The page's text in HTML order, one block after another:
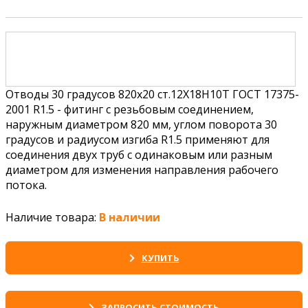
Отводы 30 градусов 820х20 ст.12Х18Н10Т ГОСТ 17375-
2001 R1.5 - фитинг с резьбовым соединением,
наружным диаметром 820 мм, углом поворота 30
градусов и радиусом изгиба R1.5 применяют для
соединения двух труб с одинаковым или разным
диаметром для изменения направления рабочего
потока.
Наличие товара: В наличии
КУПИТЬ